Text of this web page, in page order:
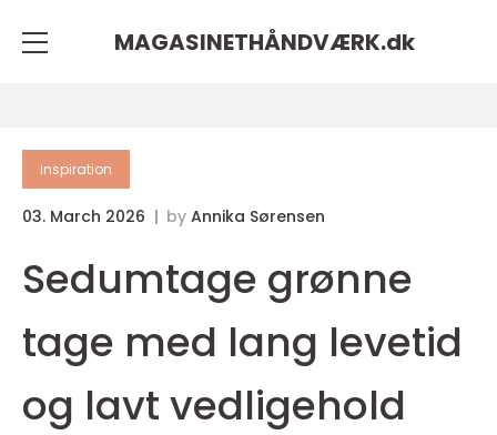
MAGASINETHÅNDVÆRK.dk
inspiration
03. March 2026 by Annika Sørensen
Sedumtage grønne
tage med lang levetid
og lavt vedligehold